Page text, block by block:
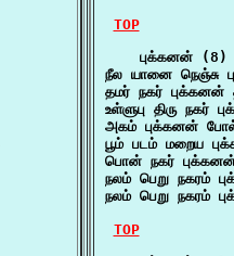
TOP
    புக்கனன் (8)
நீல யானை
தமர் நகர்
உள்ளுபு திரு
அகம் புக்கனன்
பூம் படம் மறைய
பொன் நகர்
நலம் பெறு நகரம்
நலம் பெறு நகரம்
TOP